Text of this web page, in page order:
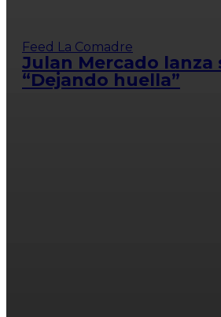
Feed La Comadre
Julan Mercado lanza
“Dejando huella”